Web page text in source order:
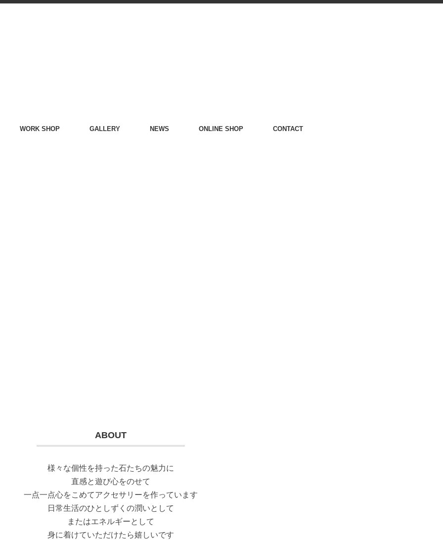
WORK SHOP GALLERY NEWS ONLINE SHOP CONTACT
ABOUT
様々な個性を持った石たちの魅力に
直感と遊び心をのせて
一点一点心をこめてアクセサリーを作っています
日常生活のひとしずくの潤いとして
またはエネルギーとして
身に着けていただけたら嬉しいです